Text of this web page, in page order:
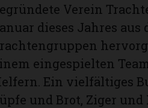
Verein
dieses Jahres aus
eingespielten
Ein vielfältiges
und Brot, Ziger